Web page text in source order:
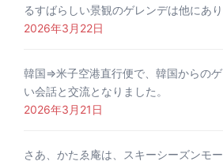
るすばらしい景観のゲレンデは他にあり
2026年3月22日
韓国⇒米子空港直行便で、韓国からの
い会話と交流となりました。
2026年3月21日
さあ、かたゑ庵は、スキーシーズンモ